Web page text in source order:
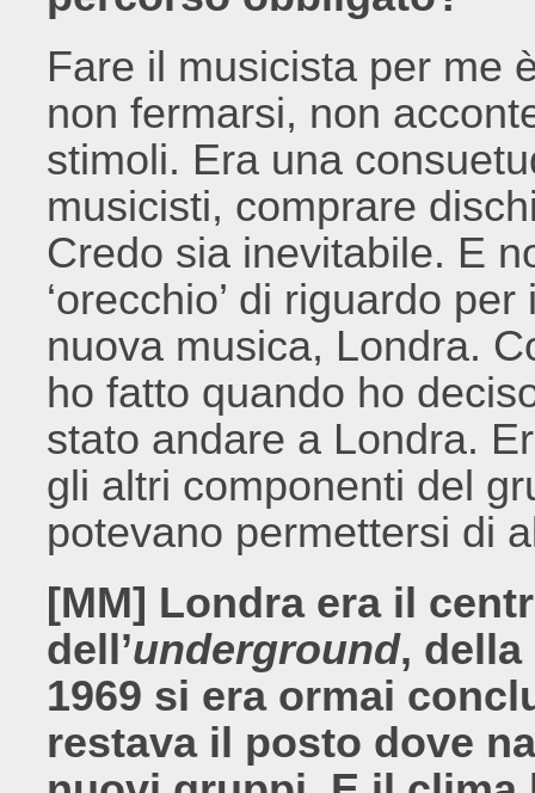
Fare il musicista per me
non fermarsi, non
stimoli. Era una
musicisti, comprare
Credo sia inevitabile. E
‘orecchio’ di riguardo
nuova musica, Londra.
ho fatto quando ho
stato andare a Londra.
gli altri componenti del
potevano permettersi di
[MM] Londra era il
dell’underground,
1969 si era ormai
restava il posto dove